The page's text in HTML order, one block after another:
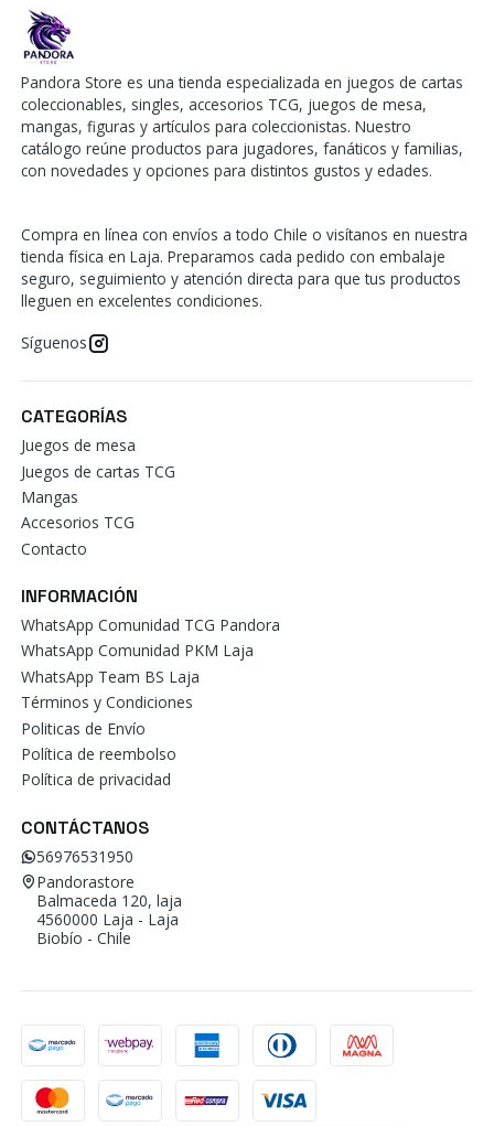
Pandora Store es una tienda especializada en juegos de cartas
coleccionables, singles, accesorios TCG, juegos de mesa,
mangas, figuras y artículos para coleccionistas. Nuestro
catálogo reúne productos para jugadores, fanáticos y familias,
con novedades y opciones para distintos gustos y edades.
Compra en línea con envíos a todo Chile o visítanos en nuestra
tienda física en Laja. Preparamos cada pedido con embalaje
seguro, seguimiento y atención directa para que tus productos
lleguen en excelentes condiciones.
Síguenos
CATEGORÍAS
Juegos de mesa
Juegos de cartas TCG
Mangas
Accesorios TCG
Contacto
INFORMACIÓN
WhatsApp Comunidad TCG Pandora
WhatsApp Comunidad PKM Laja
WhatsApp Team BS Laja
Términos y Condiciones
Politicas de Envío
Política de reembolso
Política de privacidad
CONTÁCTANOS
56976531950
Pandorastore
Balmaceda 120, laja
4560000 Laja - Laja
Biobío - Chile